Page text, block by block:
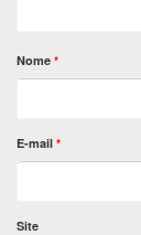
Nome *
E-mail *
Site